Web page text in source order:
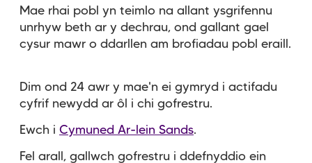
Mae rhai pobl yn teimlo na allant ysgrifennu
unrhyw beth ar y dechrau, ond gallant gael
cysur mawr o ddarllen am brofiadau pobl eraill.
Dim ond 24 awr y mae'n ei gymryd i actifadu
cyfrif newydd ar ôl i chi gofrestru.
Ewch i Cymuned Ar-lein Sands.
Fel arall, gallwch gofrestru i ddefnyddio ein